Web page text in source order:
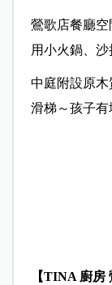
鶯歌店餐廳
用小火鍋、沙
中庭附設原
滑梯～孩子
【TINA 廚房